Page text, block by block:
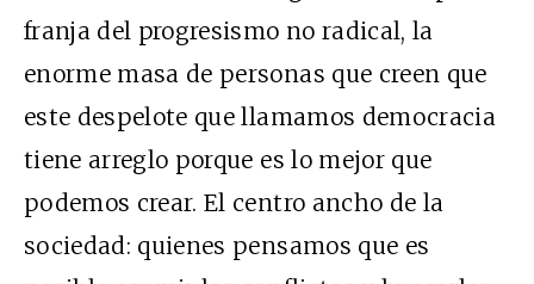
franja del progresismo no radical, la
enorme masa de personas que creen que
este despelote que llamamos democracia
tiene arreglo porque es lo mejor que
podemos crear. El centro ancho de la
sociedad: quienes pensamos que es